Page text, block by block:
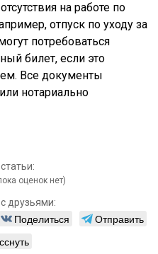
на работе по
отпуск по уходу за
потребоваться
билет, если это
Все документы
нотариально
оценок нет)
друзьями:
Поделиться
Отправить